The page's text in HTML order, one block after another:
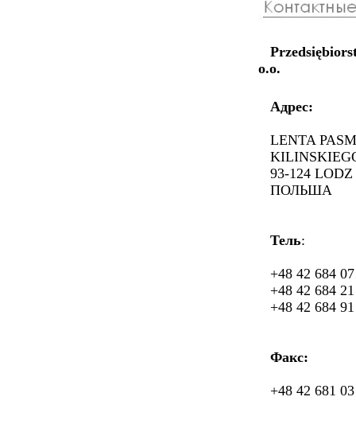
o.o.
Адрес:
LENTA
93-124 LODZ
ПОЛЬША
Тель:
+48 42 684
+48 42 684
+48 42 684
Факс:
+48 42 681